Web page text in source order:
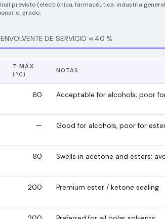
previsto (electrónica, farmacéutica, industria
el grado.
ENVOLVENTE DE SERVICIO ≈ 40 %
T MÁX
(°C)
NOTAS
60 Acceptable for alcohols; poor
— Good for alcohols, poor for
80 Swells in acetone and esters;
200 Premium ester / ketone sealing